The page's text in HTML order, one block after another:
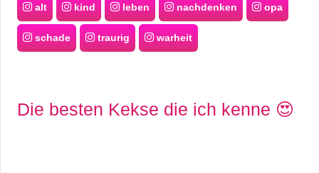
alt kind leben nachdenken opa
schade traurig warheit
Die besten Kekse die ich kenne 😍